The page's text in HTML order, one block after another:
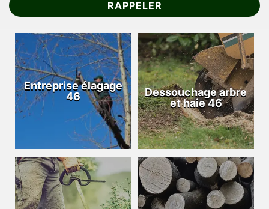
Entreprise élagage
46
Dessouchage arbre
et haie 46